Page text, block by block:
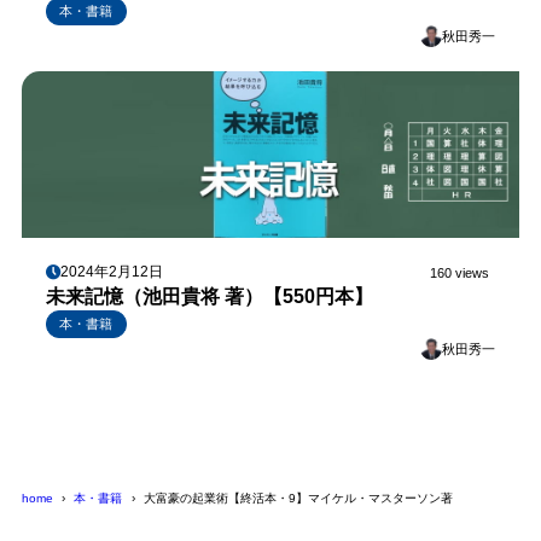
本・書籍
秋田秀一
2024年2月12日 160 views
未来記憶（池田貴将 著）【550円本】
本・書籍
秋田秀一
home 本・書籍 大富豪の起業術【終活本・9】マイケル・マスターソン著